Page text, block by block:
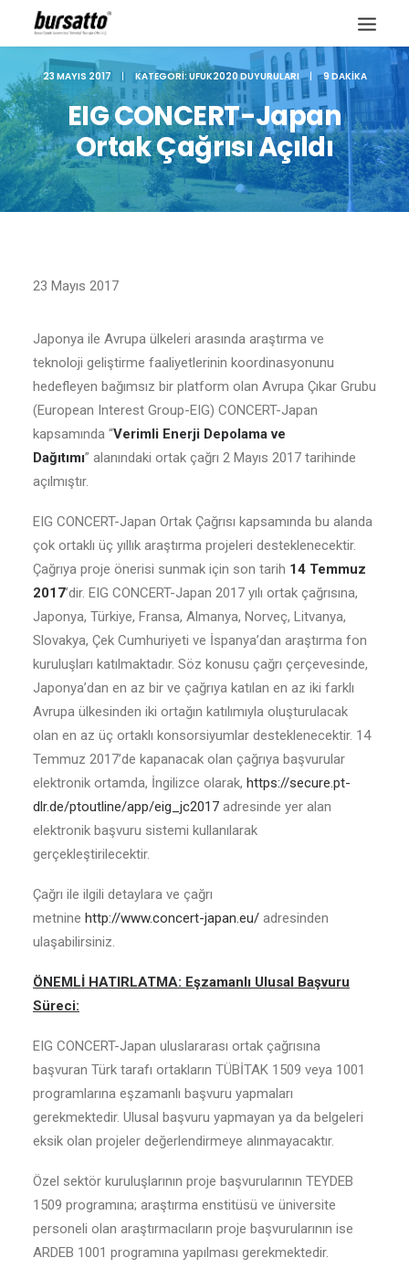
Site içi arama
23 MAYIS 2017 | KATEGORI: UFUK2020 DUYURULARI | 9 DAKIKA
EIG CONCERT-Japan
Ortak Çağrısı Açıldı
23 Mayıs 2017
Japonya ile Avrupa ülkeleri arasında araştırma ve
teknoloji geliştirme faaliyetlerinin koordinasyonunu
hedefleyen bağımsız bir platform olan Avrupa Çıkar Grubu
(European Interest Group-EIG) CONCERT-Japan
kapsamında “Verimli Enerji Depolama ve
Dağıtımı” alanındaki ortak çağrı 2 Mayıs 2017 tarihinde
açılmıştır.
EIG CONCERT-Japan Ortak Çağrısı kapsamında bu alanda
çok ortaklı üç yıllık araştırma projeleri desteklenecektir.
Çağrıya proje önerisi sunmak için son tarih 14 Temmuz
2017’dir. EIG CONCERT-Japan 2017 yılı ortak çağrısına,
Japonya, Türkiye, Fransa, Almanya, Norveç, Litvanya,
Slovakya, Çek Cumhuriyeti ve İspanya’dan araştırma fon
kuruluşları katılmaktadır. Söz konusu çağrı çerçevesinde,
Japonya’dan en az bir ve çağrıya katılan en az iki farklı
Avrupa ülkesinden iki ortağın katılımıyla oluşturulacak
olan en az üç ortaklı konsorsiyumlar desteklenecektir. 14
Temmuz 2017’de kapanacak olan çağrıya başvurular
elektronik ortamda, İngilizce olarak, https://secure.pt-
dlr.de/ptoutline/app/eig_jc2017 adresinde yer alan
elektronik başvuru sistemi kullanılarak
gerçekleştirilecektir.
Çağrı ile ilgili detaylara ve çağrı
metnine http://www.concert-japan.eu/ adresinden
ulaşabilirsiniz.
ÖNEMLİ HATIRLATMA: Eşzamanlı Ulusal Başvuru
Süreci:
EIG CONCERT-Japan uluslararası ortak çağrısına
başvuran Türk tarafı ortakların TÜBİTAK 1509 veya 1001
programlarına eşzamanlı başvuru yapmaları
gerekmektedir. Ulusal başvuru yapmayan ya da belgeleri
eksik olan projeler değerlendirmeye alınmayacaktır.
Özel sektör kuruluşlarının proje başvurularının TEYDEB
1509 programına; araştırma enstitüsü ve üniversite
personeli olan araştırmacıların proje başvurularının ise
ARDEB 1001 programına yapılması gerekmektedir.